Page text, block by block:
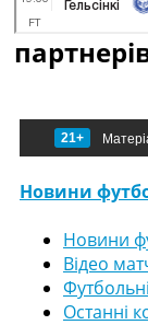
21+
Новини
Новини
Відео
Останні